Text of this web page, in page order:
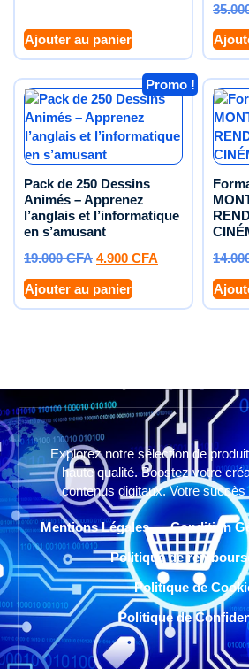
Ajouter au panier
Promo !
Pack de 250 Dessins
Animés – Apprenez
l’anglais et l’informatique
en s’amusant
19.000CFA 4.900 CFA
Ajouter au panier
Explorez notre sélection de
haute qualité. Boostez votre
contenus digitaux. Votre
Mentions Légales
Condition
Politique de
Politique de
Politique de